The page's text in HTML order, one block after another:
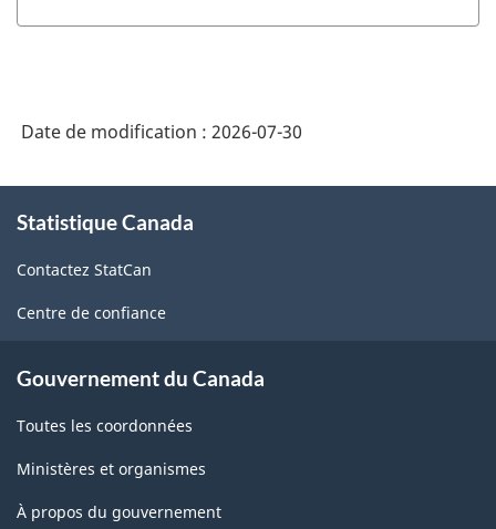
Date de modification : 2026-07-30
propos
ce
site
Statistique Canada
Contactez StatCan
Centre de confiance
Gouvernement du Canada
Toutes les coordonnées
Ministères et organismes
À propos du gouvernement